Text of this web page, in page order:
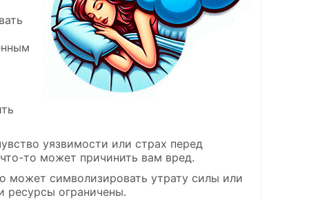
уязвимости или страх перед
то может причинить вам вред.
может символизировать утрату силы или
ресурсы ограничены.